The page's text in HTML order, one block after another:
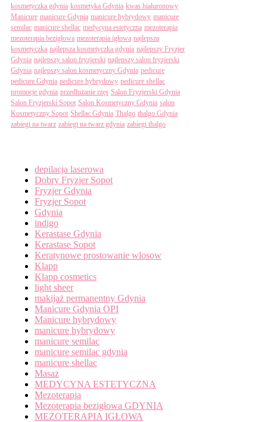
kosmetyczka gdynia kosmetyka Gdynia kwas hialuronowy
Manicure manicure Gdynia manicure hybrydowy manicure
semilac manicure shellac medycyna estetyczna mezoterapia
mezoterapia bezigłowa mezoterapia igłowa najlepsza
kosmetyczka najlepsza kosmetyczka gdynia najlepszy Fryzjer
Gdynia najlepszy salon fryzjerski najlepszy salon fryzjerski
Gdynia najlepszy salon kosmetyczny Gdynia pedicure
pedicure Gdynia pedicure hybrydowy pedicure shellac
promocje gdynia przedłużanie rzęs Salon Fryzjerski Gdynia
Salon Fryzjerski Sopot Salon Kosmetyczny Gdynia salon
Kosmetyczny Sopot Shellac Gdynia Thalgo thalgo Gdynia
zabiegi na twarz zabiegi na twarz gdynia zabiegi thalgo
depilacja laserowa
Dobry Fryzjer Sopot
Fryzjer Gdynia
Fryzjer Sopot
Gdynia
indigo
Kerastase Gdynia
Kerastase Sopot
Keratynowe prostowanie wlosow
Klapp
Klapp cosmetics
light sheer
makijaż permanentny Gdynia
Manicure Gdynia OPI
Manicure hybrydowy
manicure hybrydowy
manicure semilac
manicure semilac gdynia
manicure shellac
Masaz
MEDYCYNA ESTETYCZNA
Mezoterapia
Mezoterapia bezigłowa GDYNIA
MEZOTERAPIA IGŁOWA